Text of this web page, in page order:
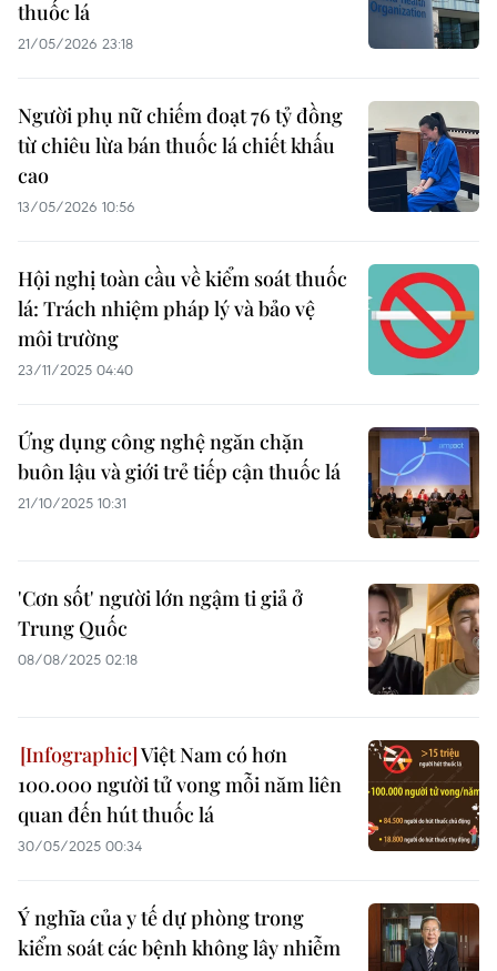
thuốc lá
21/05/2026 23:18
Người phụ nữ chiếm đoạt 76 tỷ đồng
từ chiêu lừa bán thuốc lá chiết khấu
cao
13/05/2026 10:56
Hội nghị toàn cầu về kiểm soát thuốc
lá: Trách nhiệm pháp lý và bảo vệ
môi trường
23/11/2025 04:40
Ứng dụng công nghệ ngăn chặn
buôn lậu và giới trẻ tiếp cận thuốc lá
21/10/2025 10:31
'Cơn sốt' người lớn ngậm ti giả ở
Trung Quốc
08/08/2025 02:18
Việt Nam có hơn
100.000 người tử vong mỗi năm liên
quan đến hút thuốc lá
30/05/2025 00:34
Ý nghĩa của y tế dự phòng trong
kiểm soát các bệnh không lây nhiễm